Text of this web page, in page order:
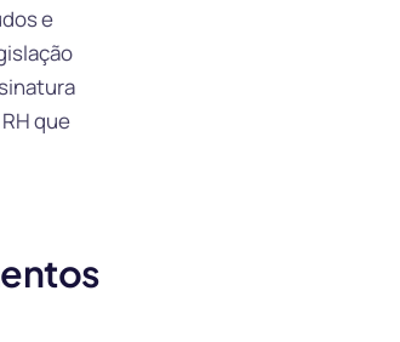
e
que